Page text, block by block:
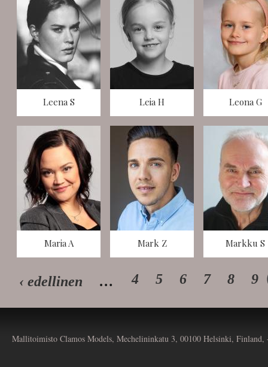
Leena S Leia H Leona G
Maria A Mark Z Markku S
‹ edellinen … 4 5 6 7 8 9
Mallitoimisto Clamos Models, Mechelininkatu 3, 00100 Helsinki,